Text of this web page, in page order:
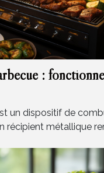
:
un dispositif de
récipient métallique